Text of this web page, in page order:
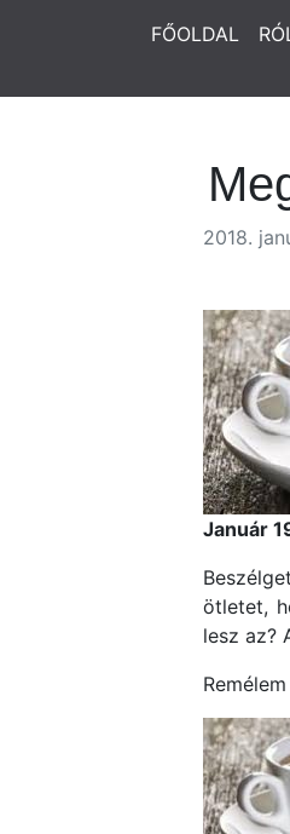
FŐOLDAL
2018.
Január
ötletet,
lesz az?